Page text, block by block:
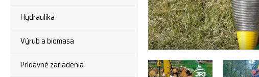
Hydraulika
Výrub a biomasa
Prídavné zariadenia